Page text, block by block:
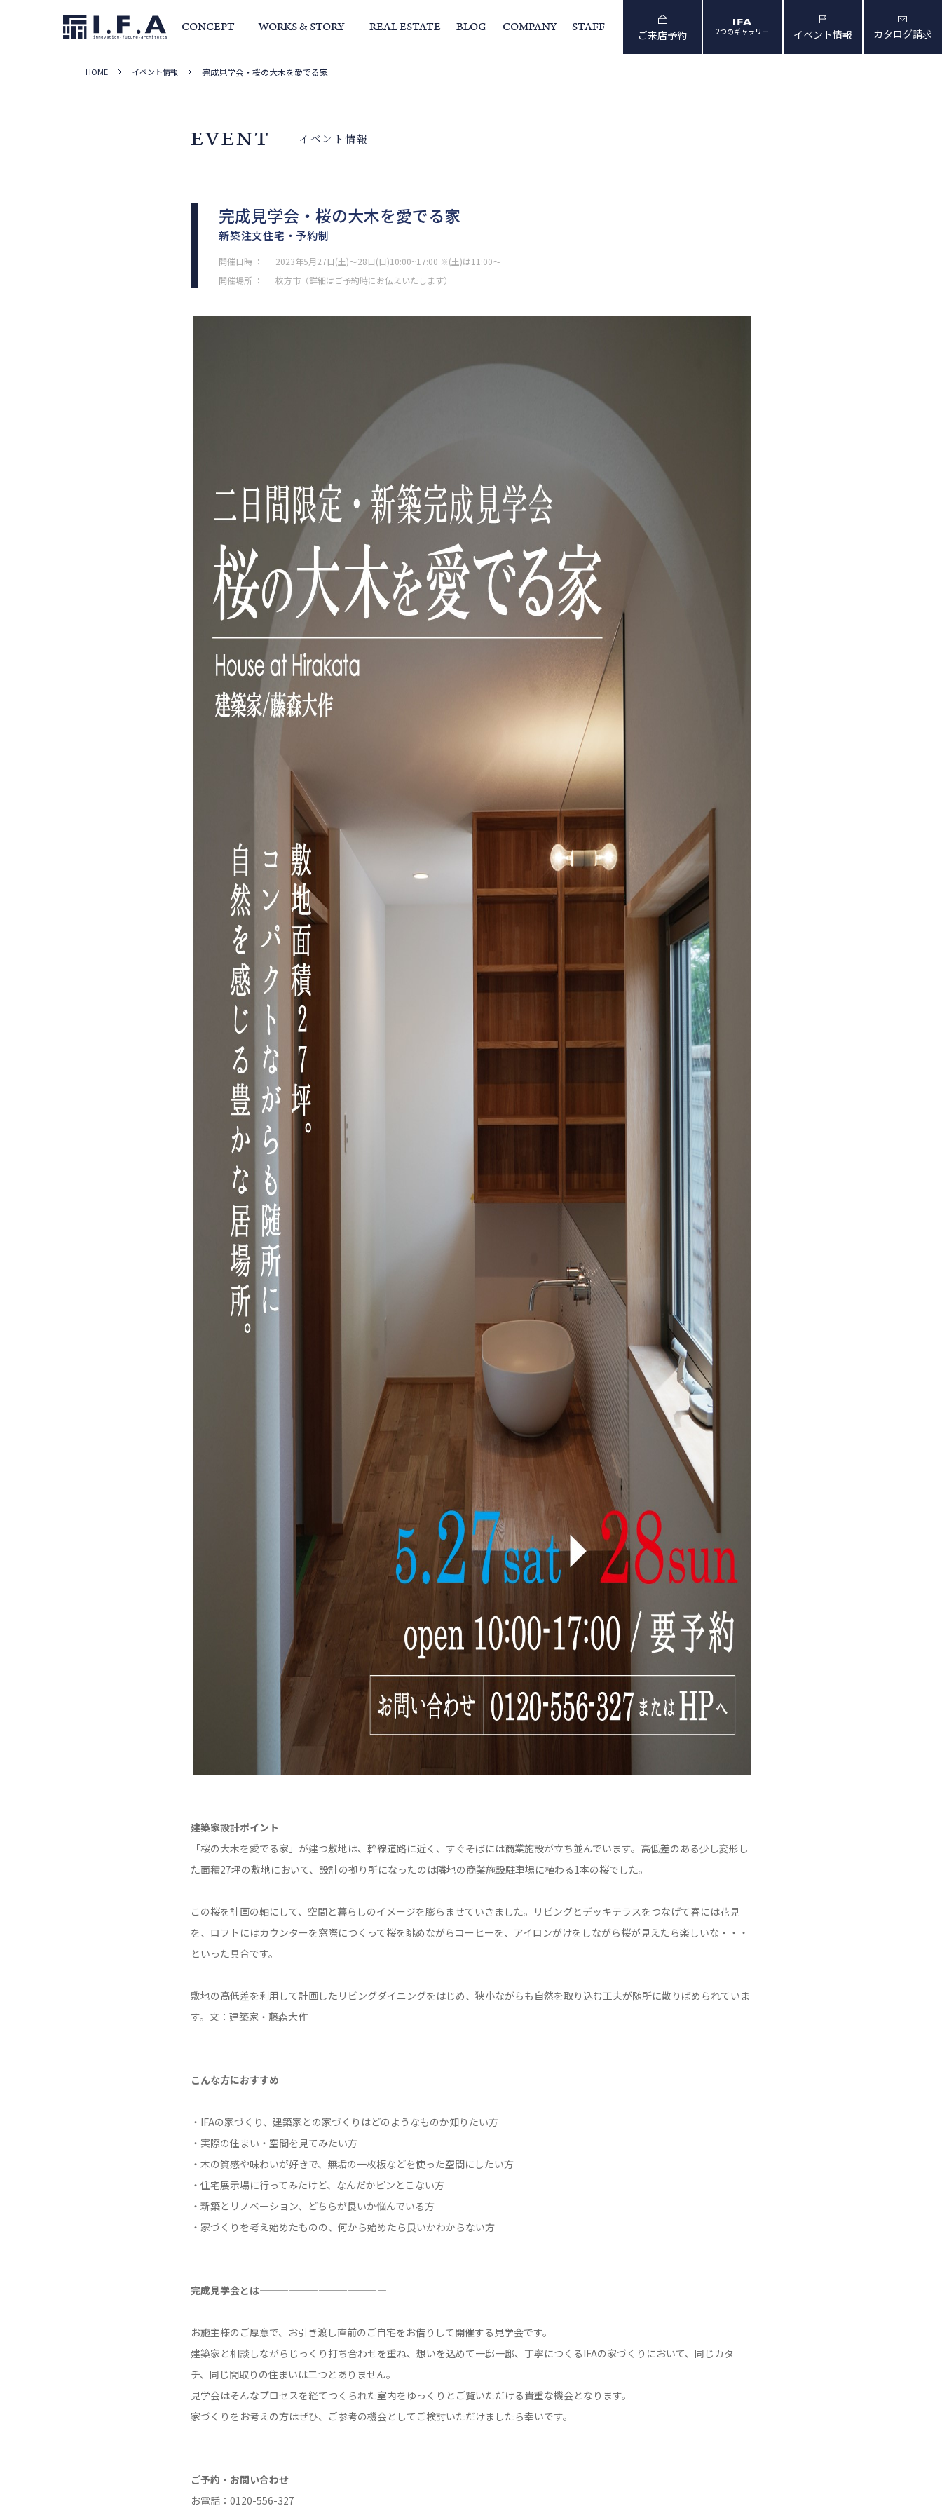
CONCEPT WORKS & STORY
事例集
REAL ESTATE BLOG COMPANY
サービス・家づくりの流れ 室長からの挨拶
STAFF
ご来店予約 2つのギャラリー イベント情報 カタログ請求
HOME イベント情報 完成見学会・桜の大木を愛でる家
EVENT イベント情報
完成見学会・桜の大木を愛でる家
新築注文住宅・予約制
開催日時 ：
2023年5月27日(土)～28日(日)10:00~17:00 ※(土)は11:00～
開催場所 ： 枚方市（詳細はご予約時にお伝えいたします）
建築家設計ポイント
「桜の大木を愛でる家」が建つ敷地は、幹線道路に近く、すぐそばには商業施設が立ち並んでいます。高低差のある少し変形し
た面積27坪の敷地において、設計の拠り所になったのは隣地の商業施設駐車場に植わる1本の桜でした。
この桜を計画の軸にして、空間と暮らしのイメージを膨らませていきました。リビングとデッキテラスをつなげて春には花見
を、ロフトにはカウンターを窓際につくって桜を眺めながらコーヒーを、アイロンがけをしながら桜が見えたら楽しいな・・・
といった具合です。
敷地の高低差を利用して計画したリビングダイニングをはじめ、狭小ながらも自然を取り込む工夫が随所に散りばめられていま
す。文：建築家・藤森大作
こんな方におすすめ—————————————
・IFAの家づくり、建築家との家づくりはどのようなものか知りたい方
・実際の住まい・空間を見てみたい方
・木の質感や味わいが好きで、無垢の一枚板などを使った空間にしたい方
・住宅展示場に行ってみたけど、なんだかピンとこない方
・新築とリノベーション、どちらが良いか悩んでいる方
・家づくりを考え始めたものの、何から始めたら良いかわからない方
完成見学会とは—————————————
お施主様のご厚意で、お引き渡し直前のご自宅をお借りして開催する見学会です。
建築家と相談しながらじっくり打ち合わせを重ね、想いを込めて一邸一邸、丁寧につくるIFAの家づくりにおいて、同じカタ
チ、同じ間取りの住まいは二つとありません。
見学会はそんなプロセスを経てつくられた室内をゆっくりとご覧いただける貴重な機会となります。
家づくりをお考えの方はぜひ、ご参考の機会としてご検討いただけましたら幸いです。
ご予約・お問い合わせ
お電話：0120-556-327